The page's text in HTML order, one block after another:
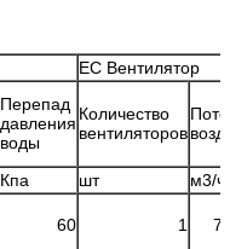
EC Вентилятор
Перепад
давления
воды
Количество
вентиляторов
Кпа шт
м3/ч
60 1